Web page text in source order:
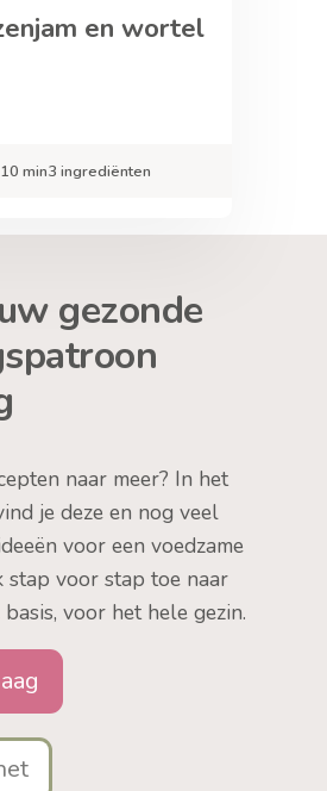
en wortel
10 min3 ingrediënten
gezonde
naar meer? In het
je deze en nog veel
voor een voedzame
stap voor stap toe naar
voor het hele gezin.